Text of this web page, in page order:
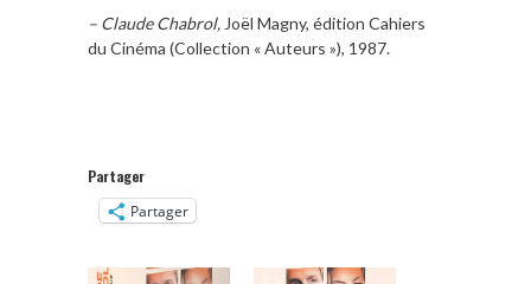
– Claude Chabrol, Joël Magny, édition Cahiers
du Cinéma (Collection « Auteurs »), 1987.
Partager
Partager